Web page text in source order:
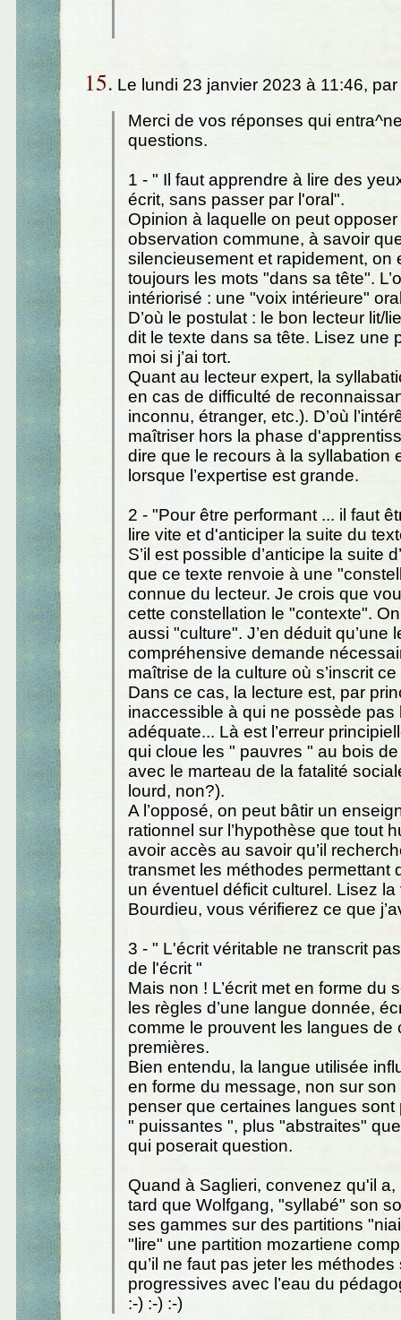
15. Le lundi 23 janvier 2023 à 11:46, par
Merci de vos réponses qui
questions.
1 - " Il faut apprendre à lire des
écrit, sans passer par l'oral".
Opinion à laquelle on peut
observation commune, à savoir
silencieusement et rapidement, on
toujours les mots "dans sa tête".
intériorisé : une "voix intérieure"
D’où le postulat : le bon lecteur lit/
dit le texte dans sa tête. Lisez une
moi si j’ai tort.
Quant au lecteur expert, la
en cas de difficulté de
inconnu, étranger, etc.). D’où
maîtriser hors la phase
dire que le recours à la syllabation
lorsque l’expertise est grande.
2 - "Pour être performant ... il faut
lire vite et d'anticiper la suite du
S’il est possible d’anticipe la suite
que ce texte renvoie à une
connue du lecteur. Je crois que
cette constellation le "contexte".
aussi "culture". J’en déduit qu’une
compréhensive demande
maîtrise de la culture où s’inscrit
Dans ce cas, la lecture est, par
inaccessible à qui ne possède pas
adéquate... Là est l’erreur
qui cloue les " pauvres " au bois de
avec le marteau de la fatalité
lourd, non?).
A l’opposé, on peut bâtir un
rationnel sur l’hypothèse que tout
avoir accès au savoir qu’il
transmet les méthodes permettant
un éventuel déficit culturel. Lisez la
Bourdieu, vous vérifierez ce que
3 - " L'écrit véritable ne transcrit
de l'écrit "
Mais non ! L’écrit met en forme du
les règles d’une langue donnée,
comme le prouvent les langues de
premières.
Bien entendu, la langue utilisée
en forme du message, non sur
penser que certaines langues sont
" puissantes ", plus "abstraites"
qui poserait question.
Quand à Saglieri, convenez qu'il
tard que Wolfgang, "syllabé" son
ses gammes sur des partitions
"lire" une partition mozartiene
qu’il ne faut pas jeter les
progressives avec l’eau du
:-) :-) :-)